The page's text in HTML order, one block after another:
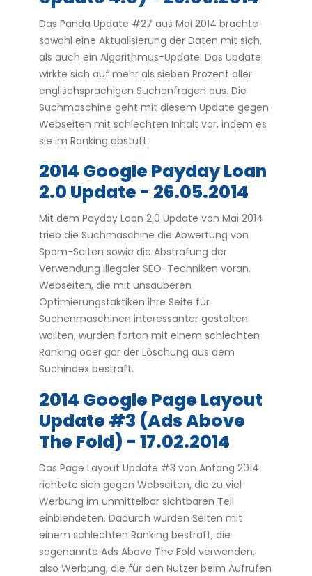
Das Panda Update #27 aus Mai 2014 brachte
sowohl eine Aktualisierung der Daten mit sich,
als auch ein Algorithmus-Update. Das Update
wirkte sich auf mehr als sieben Prozent aller
englischsprachigen Suchanfragen aus. Die
Suchmaschine geht mit diesem Update gegen
Webseiten mit schlechten Inhalt vor, indem es
sie im Ranking abstuft.
2014 Google Payday Loan
2.0 Update - 26.05.2014
Mit dem Payday Loan 2.0 Update von Mai 2014
trieb die Suchmaschine die Abwertung von
Spam-Seiten sowie die Abstrafung der
Verwendung illegaler SEO-Techniken voran.
Webseiten, die mit unsauberen
Optimierungstaktiken ihre Seite für
Suchenmaschinen interessanter gestalten
wollten, wurden fortan mit einem schlechten
Ranking oder gar der Löschung aus dem
Suchindex bestraft.
2014 Google Page Layout
Update #3 (Ads Above
The Fold) - 17.02.2014
Das Page Layout Update #3 von Anfang 2014
richtete sich gegen Webseiten, die zu viel
Werbung im unmittelbar sichtbaren Teil
einblendeten. Dadurch wurden Seiten mit
einem schlechten Ranking bestraft, die
sogenannte Ads Above The Fold verwenden,
also Werbung, die für den Nutzer beim Aufrufen